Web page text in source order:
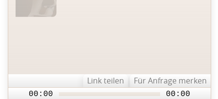
Link teilen Für Anfrage merken
00:00 00:00